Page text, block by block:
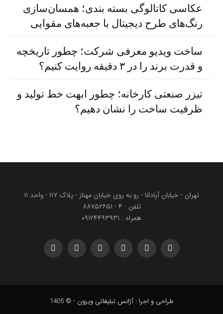
عکاسی کاتالوگی بسته بندی؛ همسان‌سازی
رنگ‌های طرح دیجیتال با جعبه‌های مقوایی
ساخت ویدیو معرفی شرکت؛ چطور تاریخچه
و قدرت برند را در ۳ دقیقه روایت کنیم؟
تیزر صنعتی کارخانه؛ چطور ابهت خط تولید و
ظرفیت ساخت را نشان دهیم؟
تهران - خیابان آپادانا - رو به روی خیابان مهناز - پلاک ۱۱۷ - واحد ۱۱
تلفن : ۴ - ۸۸۷۵۲۶۵۱
همراه : ۰۹۱۲۴۴۹۳۹۳۱
Facebook
X
Instagram
YouTube
WhatsApp
Telegram
طراحی و اجرا : آژانس تبلیغاتی ویزون - © 1405